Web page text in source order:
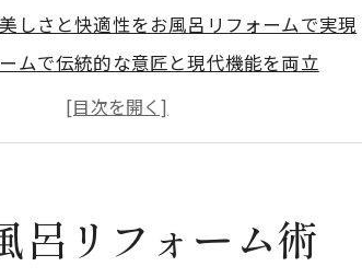
しさと快適性をお風呂リフォームで実現
ムで伝統的な意匠と現代機能を両立
さを高めるクラシカルお風呂リフォーム
ムで叶える暮らしやすい伝統空間
くりで安全性もアップ
ムで滑りにくいクラシカル浴室を実現
呂リフォーム術